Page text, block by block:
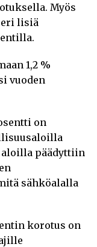
Myös
lisiä
1,2 %
vuoden
on
päädyttiin
sähköalalla
korotus on